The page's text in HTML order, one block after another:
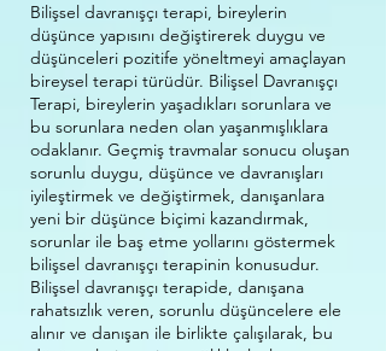
Bilişsel davranışçı terapi, bireylerin
düşünce yapısını değiştirerek duygu ve
düşünceleri pozitife yöneltmeyi amaçlayan
bireysel terapi türüdür. Bilişsel Davranışçı
Terapi, bireylerin yaşadıkları sorunlara ve
bu sorunlara neden olan yaşanmışlıklara
odaklanır. Geçmiş travmalar sonucu oluşan
sorunlu duygu, düşünce ve davranışları
iyileştirmek ve değiştirmek, danışanlara
yeni bir düşünce biçimi kazandırmak,
sorunlar ile baş etme yollarını göstermek
bilişsel davranışçı terapinin konusudur.
Bilişsel davranışçı terapide, danışana
rahatsızlık veren, sorunlu düşüncelere ele
alınır ve danışan ile birlikte çalışılarak, bu